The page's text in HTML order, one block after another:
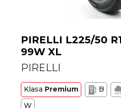
PIRELLI L225/50
99W XL
PIRELLI
Klasa Premium B
W